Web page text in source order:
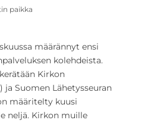
paikka
määrännyt ensi
kolehdeista.
Kirkon
ja Suomen Lähetysseuran
määritelty kuusi
neljä. Kirkon muille